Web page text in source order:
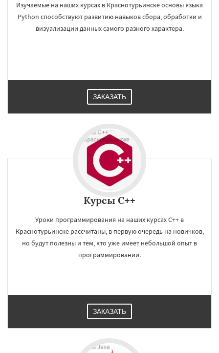
Изучаемые на наших курсах в Краснотурьинске основы языка
Python способствуют развитию навыков сбора, обработки и
визуализации данных самого разного характера.
ЗАКАЗАТЬ
Курсы C++
Уроки программирования на наших курсах C++ в
Краснотурьинске рассчитаны, в первую очередь на новичков,
но будут полезны и тем, кто уже имеет небольшой опыт в
программировании.
ЗАКАЗАТЬ